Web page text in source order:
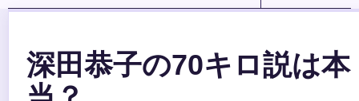
深田恭子の70キロ説は本